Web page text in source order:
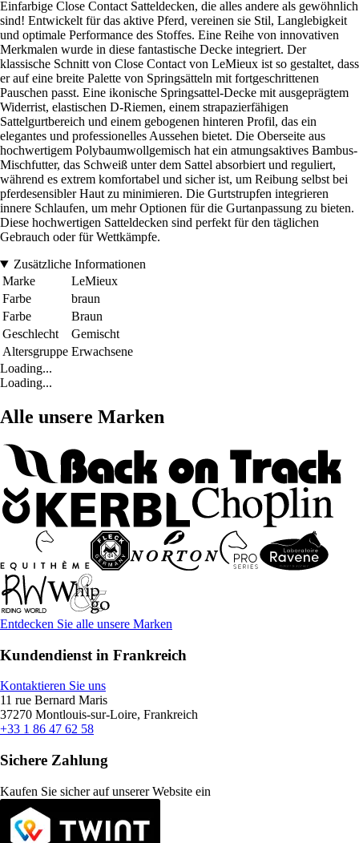
Einfarbige Close Contact Satteldecken, die alles andere als gewöhnlich
sind! Entwickelt für das aktive Pferd, vereinen sie Stil, Langlebigkeit
und optimale Performance des Stoffes. Eine Reihe von innovativen
Merkmalen wurde in diese fantastische Decke integriert. Der
klassische Schnitt von Close Contact von LeMieux ist so gestaltet, dass
er auf eine breite Palette von Springsätteln mit fortgeschrittenen
Pauschen passt. Eine ikonische Springsattel-Decke mit ausgeprägtem
Widerrist, elastischen D-Riemen, einem strapazierfähigen
Sattelgurtbereich und einem gebogenen hinteren Profil, das ein
elegantes und professionelles Aussehen bietet. Die Oberseite aus
hochwertigem Polybaumwollgemisch hat ein atmungsaktives Bambus-
Mischfutter, das Schweiß unter dem Sattel absorbiert und reguliert,
während es extrem komfortabel und sicher ist, um Reibung selbst bei
pferdesensibler Haut zu minimieren. Die Gurtstrupfen integrieren
innere Schlaufen, um mehr Optionen für die Gurtanpassung zu bieten.
Diese hochwertigen Satteldecken sind perfekt für den täglichen
Gebrauch oder für Wettkämpfe.
Zusätzliche Informationen
Marke
LeMieux
Farbe
braun
Farbe
Braun
Geschlecht
Gemischt
Altersgruppe Erwachsene
Loading...
Loading...
Alle unsere Marken
Entdecken Sie alle unsere Marken
Kundendienst in Frankreich
Kontaktieren Sie uns
11 rue Bernard Maris
37270 Montlouis-sur-Loire, Frankreich
+33 1 86 47 62 58
Sichere Zahlung
Kaufen Sie sicher auf unserer Website ein